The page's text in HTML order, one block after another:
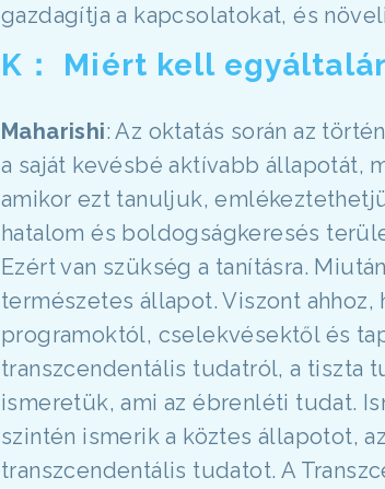
gazdagítja a kapcsolatokat, és
K： Miért kell
Maharishi: Az oktatás során az
a saját kevésbé aktívabb állapotát,
amikor ezt tanuljuk,
hatalom és boldogságkeresés
Ezért van szükség a tanításra.
természetes állapot. Viszont
programoktól, cselekvésektől és
transzcendentális tudatról, a tiszta
ismeretük, ami az ébrenléti tudat.
szintén ismerik a köztes állapotot,
transzcendentális tudatot. A